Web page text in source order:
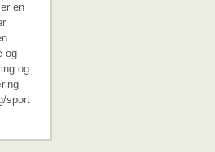
en
og
og
sport